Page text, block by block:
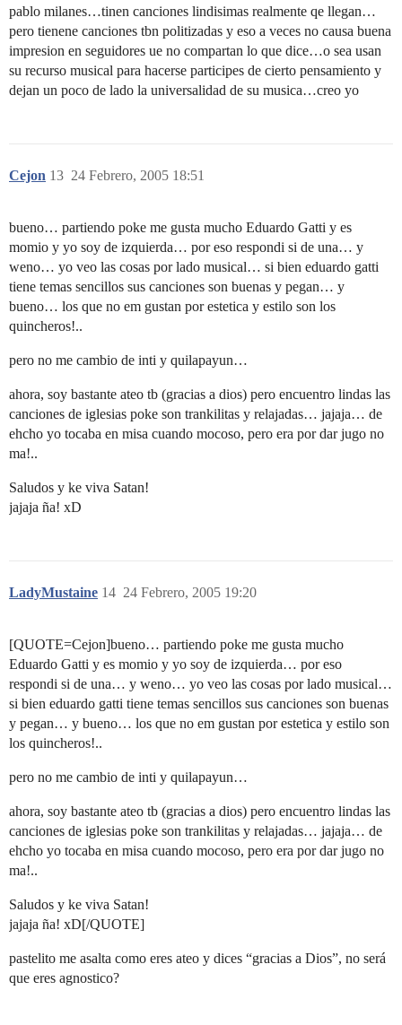
pablo milanes…tinen canciones lindisimas realmente qe llegan…
pero tienene canciones tbn politizadas y eso a veces no causa buena
impresion en seguidores ue no compartan lo que dice…o sea usan
su recurso musical para hacerse participes de cierto pensamiento y
dejan un poco de lado la universalidad de su musica…creo yo
Cejon 24 Febrero, 2005 18:51
13
bueno… partiendo poke me gusta mucho Eduardo Gatti y es
momio y yo soy de izquierda… por eso respondi si de una… y
weno… yo veo las cosas por lado musical… si bien eduardo gatti
tiene temas sencillos sus canciones son buenas y pegan… y
bueno… los que no em gustan por estetica y estilo son los
quincheros!..
pero no me cambio de inti y quilapayun…
ahora, soy bastante ateo tb (gracias a dios) pero encuentro lindas las
canciones de iglesias poke son trankilitas y relajadas… jajaja… de
ehcho yo tocaba en misa cuando mocoso, pero era por dar jugo no
ma!..
Saludos y ke viva Satan!
jajaja ña! xD
LadyMustaine 24 Febrero, 2005 19:20
14
[QUOTE=Cejon]bueno… partiendo poke me gusta mucho
Eduardo Gatti y es momio y yo soy de izquierda… por eso
respondi si de una… y weno… yo veo las cosas por lado musical…
si bien eduardo gatti tiene temas sencillos sus canciones son buenas
y pegan… y bueno… los que no em gustan por estetica y estilo son
los quincheros!..
pero no me cambio de inti y quilapayun…
ahora, soy bastante ateo tb (gracias a dios) pero encuentro lindas las
canciones de iglesias poke son trankilitas y relajadas… jajaja… de
ehcho yo tocaba en misa cuando mocoso, pero era por dar jugo no
ma!..
Saludos y ke viva Satan!
jajaja ña! xD[/QUOTE]
pastelito me asalta como eres ateo y dices “gracias a Dios”, no será
que eres agnostico?